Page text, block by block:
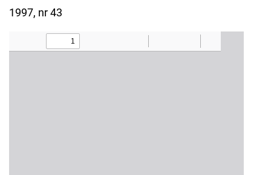
1997, nr 43